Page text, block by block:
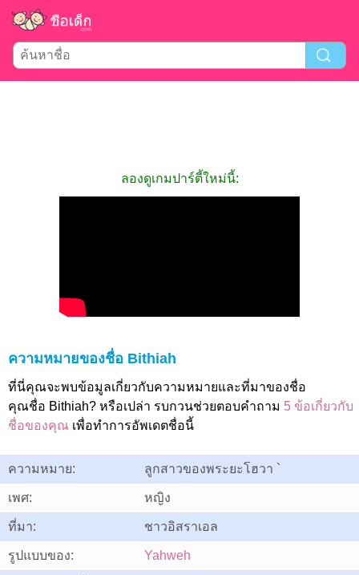
ลองดูเกมปาร์ตี้ใหม่นี้:
ความหมายของชื่อ Bithiah
ที่นี่คุณจะพบข้อมูลเกี่ยวกับความหมายและที่มาของชื่อ
คุณชื่อ Bithiah? หรือเปล่า รบกวนช่วยตอบคำถาม 5 ข้อเกี่ยวกับ
ชื่อของคุณ เพื่อทำการอัพเดตชื่อนี้
ความหมาย: ลูกสาวของพระยะโฮวา `
เพศ: หญิง
ที่มา: ชาวอิสราเอล
รูปแบบของ: Yahweh